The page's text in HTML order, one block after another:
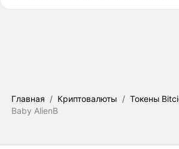
Главная / Криптовалюты / Токены
Baby AlienB